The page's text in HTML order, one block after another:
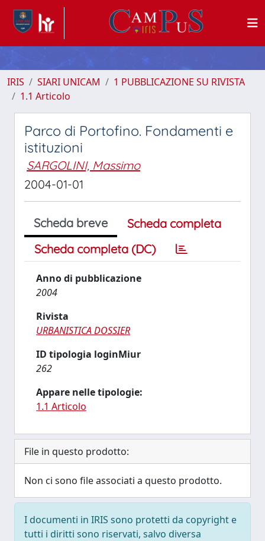
IRIS SIARI UNICAM
1 PUBBLICAZIONE SU RIVISTA
1.1 Articolo
Parco di Portofino. Fondamenti e
istituzioni
SARGOLINI, Massimo
2004-01-01
Scheda breve
Scheda completa
Scheda completa (DC)
Anno di pubblicazione
2004
Rivista
URBANISTICA DOSSIER
ID tipologia loginMiur
262
Appare nelle tipologie:
1.1 Articolo
File in questo prodotto:
Non ci sono file associati a questo prodotto.
I documenti in IRIS sono protetti da copyright e
tutti i diritti sono riservati, salvo diversa